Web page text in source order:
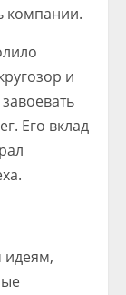
компании.
и
Его вклад
идеям,